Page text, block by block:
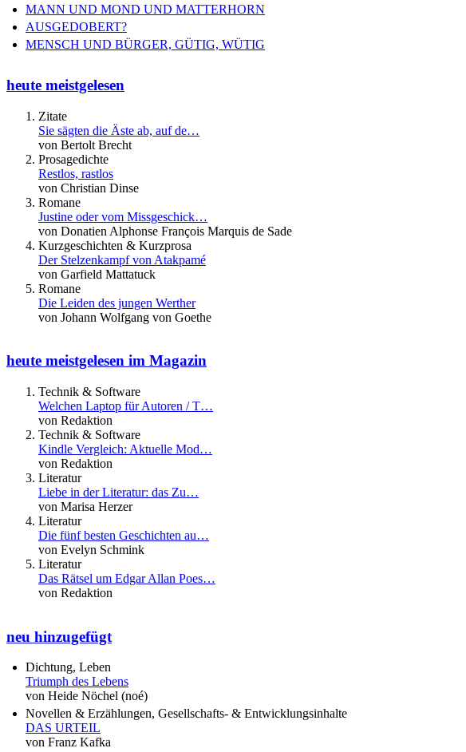
MANN UND MOND UND MATTERHORN
AUSGEDOBERT?
MENSCH UND BÜRGER, GÜTIG, WÜTIG
heute meistgelesen
Zitate
Sie sägten die Äste ab, auf de…
von Bertolt Brecht
Prosagedichte
Restlos, rastlos
von Christian Dinse
Romane
Justine oder vom Missgeschick…
von Donatien Alphonse François Marquis de Sade
Kurzgeschichten & Kurzprosa
Der Stelzenkampf von Atakpamé
von Garfield Mattatuck
Romane
Die Leiden des jungen Werther
von Johann Wolfgang von Goethe
heute meistgelesen im Magazin
Technik & Software
Welchen Laptop für Autoren / T…
von Redaktion
Technik & Software
Kindle Vergleich: Aktuelle Mod…
von Redaktion
Literatur
Liebe in der Literatur: das Zu…
von Marisa Herzer
Literatur
Die fünf besten Geschichten au…
von Evelyn Schmink
Literatur
Das Rätsel um Edgar Allan Poes…
von Redaktion
neu hinzugefügt
Dichtung, Leben
Triumph des Lebens
von Heide Nöchel (noé)
Novellen & Erzählungen, Gesellschafts- & Entwicklungsinhalte
DAS URTEIL
von Franz Kafka